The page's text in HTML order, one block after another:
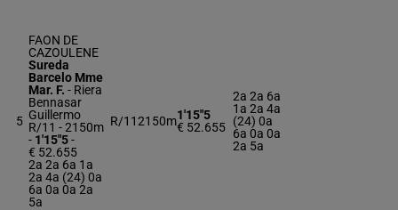
5
FAON DE
CAZOULENE
Sureda
Barcelo Mme
Mar. F. - Riera
Bennasar
Guillermo
R/11 - 2150m
- 1'15"5-
€ 52.655
2a 2a 6a 1a
2a 4a (24) 0a
6a 0a 0a 2a
5a
R/112150m1'15"5
€ 52.655
2a 2a 6a
1a 2a 4a
(24) 0a
6a 0a 0a
2a 5a